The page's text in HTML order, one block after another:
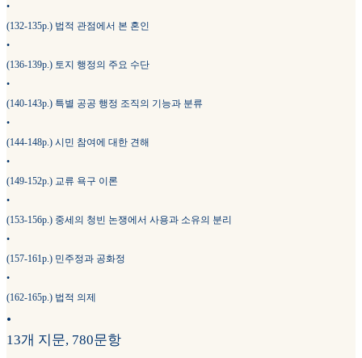
•
(132-135p.) 법적 관점에서 본 혼인
•
(136-139p.) 토지 행정의 주요 수단
•
(140-143p.) 특별 공공 행정 조직의 기능과 분류
•
(144-148p.) 시민 참여에 대한 견해
•
(149-152p.) 교류 욕구 이론
•
(153-156p.) 중세의 청빈 논쟁에서 사용과 소유의 분리
•
(157-161p.) 민주정과 공화정
•
(162-165p.) 법적 의제
•
13개 지문, 780문항